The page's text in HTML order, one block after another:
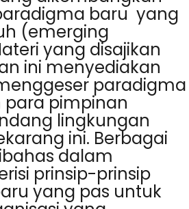
baru yang
(emerging
yang disajikan
ini menyediakan
paradigma
pimpinan
lingkungan
ini. Berbagai
dalam
prinsip-prinsip
yang pas untuk